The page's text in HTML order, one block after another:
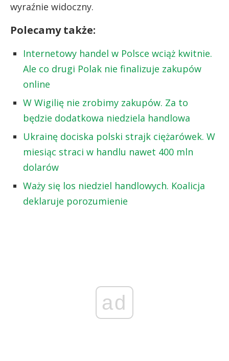
wyraźnie widoczny.
Polecamy także:
Internetowy handel w Polsce wciąż kwitnie.
Ale co drugi Polak nie finalizuje zakupów
online
W Wigilię nie zrobimy zakupów. Za to
będzie dodatkowa niedziela handlowa
Ukrainę dociska polski strajk ciężarówek. W
miesiąc straci w handlu nawet 400 mln
dolarów
Waży się los niedziel handlowych. Koalicja
deklaruje porozumienie
ad